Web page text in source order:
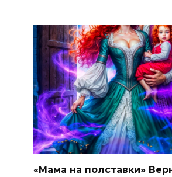
«Мама на полставки»